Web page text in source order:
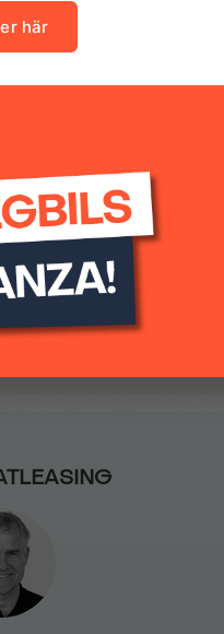
Parkeringssensor fram
145HK AUT -
kr